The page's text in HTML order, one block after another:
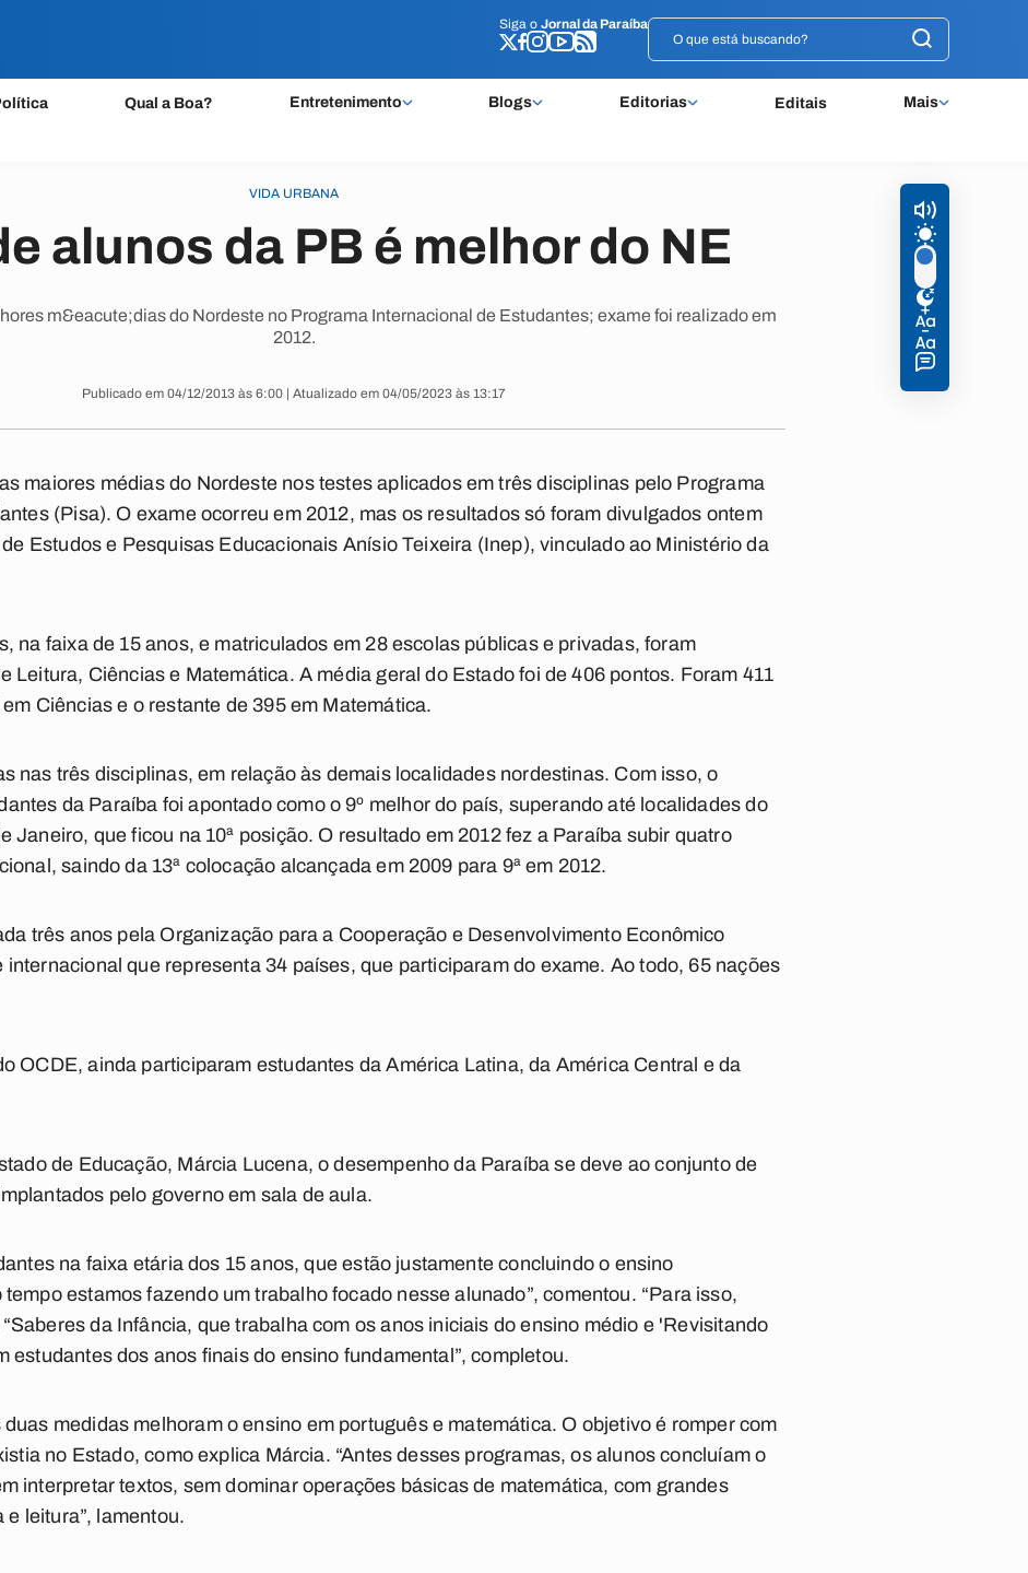
Siga o Jornal da Paraíba
Qual a Boa? Entretenimento Blogs Editorias Editais Mais
Siga o Jornal da Paraíba
VIDA URBANA
alunos da PB é melhor do NE
m&eacute;dias do Nordeste no Programa Internacional de Estudantes; exame foi realizado em
2012.
Publicado em 04/12/2013 às 6:00 | Atualizado em 04/05/2023 às 13:17
maiores médias do Nordeste nos testes aplicados em três disciplinas pelo Programa
(Pisa). O exame ocorreu em 2012, mas os resultados só foram divulgados ontem
Estudos e Pesquisas Educacionais Anísio Teixeira (Inep), vinculado ao Ministério da
na faixa de 15 anos, e matriculados em 28 escolas públicas e privadas, foram
Leitura, Ciências e Matemática. A média geral do Estado foi de 406 pontos. Foram 411
Ciências e o restante de 395 em Matemática.
nas três disciplinas, em relação às demais localidades nordestinas. Com isso, o
da Paraíba foi apontado como o 9º melhor do país, superando até localidades do
Janeiro, que ficou na 10ª posição. O resultado em 2012 fez a Paraíba subir quatro
saindo da 13ª colocação alcançada em 2009 para 9ª em 2012.
três anos pela Organização para a Cooperação e Desenvolvimento Econômico
internacional que representa 34 países, que participaram do exame. Ao todo, 65 nações
OCDE, ainda participaram estudantes da América Latina, da América Central e da
de Educação, Márcia Lucena, o desempenho da Paraíba se deve ao conjunto de
pelo governo em sala de aula.
na faixa etária dos 15 anos, que estão justamente concluindo o ensino
estamos fazendo um trabalho focado nesse alunado”, comentou. “Para isso,
da Infância, que trabalha com os anos iniciais do ensino médio e 'Revisitando
estudantes dos anos finais do ensino fundamental”, completou.
medidas melhoram o ensino em português e matemática. O objetivo é romper com
no Estado, como explica Márcia. “Antes desses programas, os alunos concluíam o
interpretar textos, sem dominar operações básicas de matemática, com grandes
leitura”, lamentou.